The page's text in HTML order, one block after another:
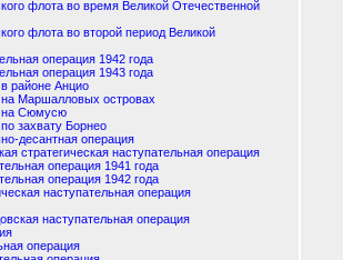
флота во время Великой Отечественной
флота во второй период Великой
операция 1942 года
операция 1943 года
районе Анцио
на Маршалловых островах
на Сюмусю
захвату Борнео
десантная операция
стратегическая наступательная операция
операция 1941 года
операция 1942 года
наступательная операция
наступательная операция
операция